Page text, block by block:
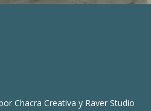
Chacra Creativa y Raver Studio